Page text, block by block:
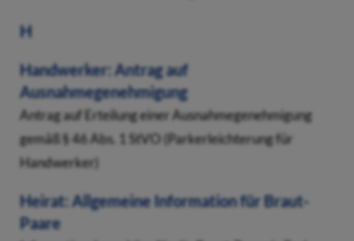
H
Handwerker: Antrag auf
Ausnahmegenehmigung
Antrag auf Erteilung einer Ausnahmegenehmigung
gemäß § 46 Abs. 1 StVO (Parkerleichterung für
Handwerker)
Heirat: Allgemeine Information für Braut-
Paare